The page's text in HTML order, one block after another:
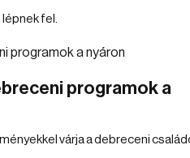
lépnek fel.
programok a
várja a debreceni